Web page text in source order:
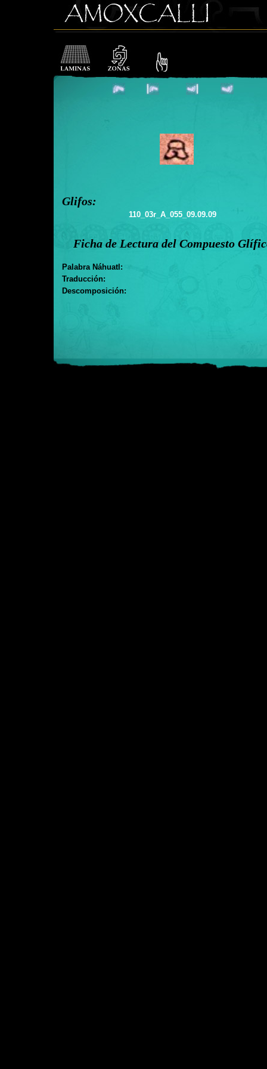
Glifos:
110_03r_A_055_09.09.09
Ficha de Lectura del Compuesto
Palabra Náhuatl:
Traducción:
Descomposición: